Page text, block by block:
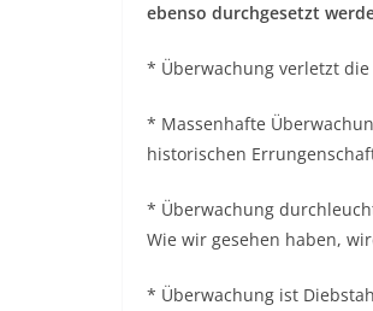
ebenso durchgesetzt
* Überwachung verletzt
* Massenhafte
historischen
* Überwachung
Wie wir gesehen haben,
* Überwachung ist